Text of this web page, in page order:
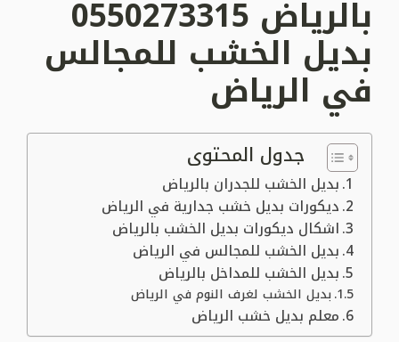
بالرياض 0550273315
بديل الخشب للمجالس
في الرياض
جدول المحتوى
بديل الخشب للجدران بالرياض
ديكورات بديل خشب جدارية في الرياض
اشكال ديكورات بديل الخشب بالرياض
بديل الخشب للمجالس في الرياض
بديل الخشب للمداخل بالرياض
بديل الخشب لغرف النوم في الرياض
معلم بديل خشب الرياض